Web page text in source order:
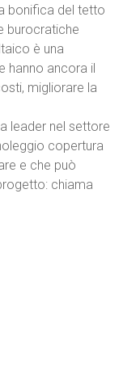
bonifica del tetto
burocratiche
è una
hanno ancora il
migliorare la
leader nel settore
copertura
e che può
chiama